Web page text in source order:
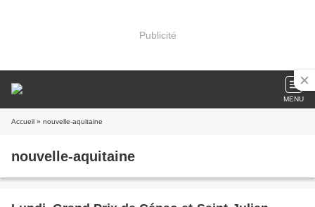
Publicité
MENU
Accueil » nouvelle-aquitaine
nouvelle-aquitaine